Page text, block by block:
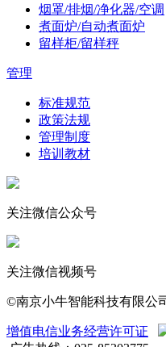
烟罩/排烟/净化器/空调
煮面炉/自动煮面炉
留样柜/留样秤
管理
标准规范
政策法规
管理制度
培训教材
关注微信公众号
关注微信视频号
©南京小牛智能科技有限公
增值电信业务经营许可证